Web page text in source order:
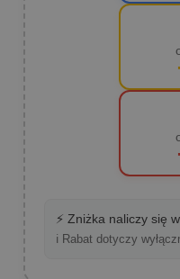
⚡ Zniżka naliczy się
ℹ️ Rabat dotyczy